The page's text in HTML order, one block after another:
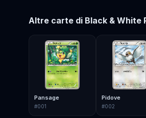
Altre carte di Black & White
Pansage
#001
Pidove
#002